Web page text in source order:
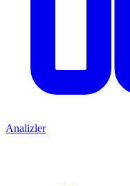
Analizler